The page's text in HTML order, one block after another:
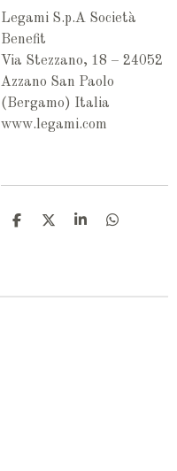
Legami S.p.A Società
Benefit
Via Stezzano, 18 – 24052
Azzano San Paolo
(Bergamo) Italia
www.legami.com
T
n
T
n
T
n
T
n